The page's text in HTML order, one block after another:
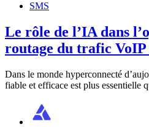
SMS
Le rôle de l’IA dans
routage du trafic VoIP
Dans le monde hyperconnecté
fiable et efficace est plus essentielle